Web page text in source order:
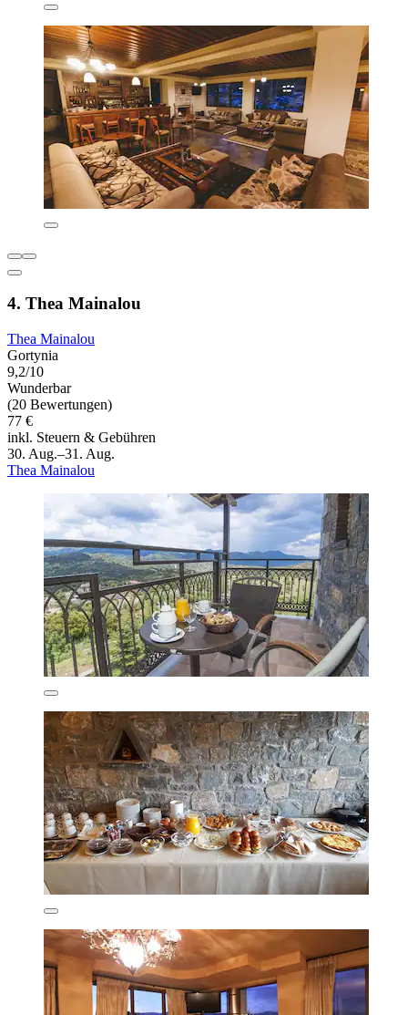
4. Thea Mainalou
Thea Mainalou
Gortynia
9,2/10
Wunderbar
(20 Bewertungen)
77 €
inkl. Steuern & Gebühren
30. Aug.–31. Aug.
Thea Mainalou